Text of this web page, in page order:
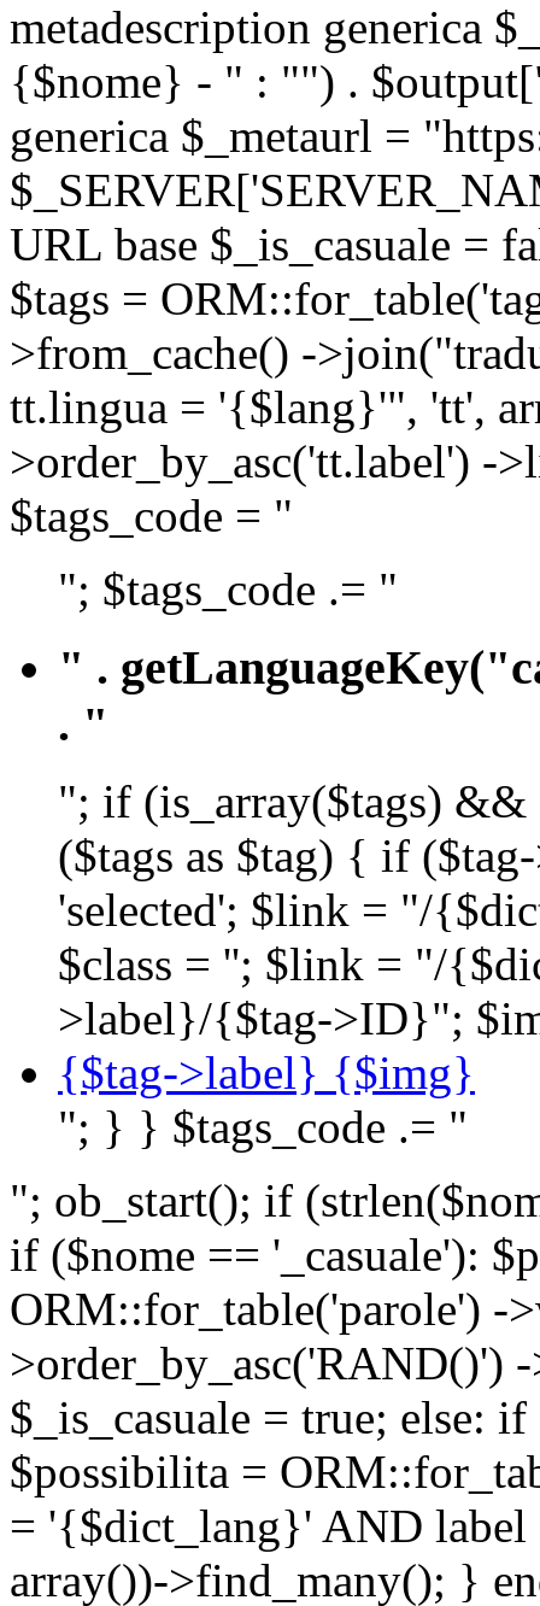
metadescription generica
{$nome} - " : "") .
generica $_metaurl =
URL base $_is_casuale =
$tags =
>from_cache() -
tt.lingua = '{$lang}'", 'tt',
>order_by_asc('tt.label') -
$tags_code = "
"; $tags_code .= "
" .
. "
"; if (is_array($tags) &&
($tags as $tag) { if
'selected'; $link = "/
$class = ''; $link = "/
>label}/{$tag->ID}";
{$tag->label} {$img}
"; } } $tags_code .= "
"; ob_start(); if
if ($nome == '_casuale'):
ORM::for_table('parole') -
>order_by_asc('RAND()')
$_is_casuale = true; else:
$possibilita =
= '{$dict_lang}' AND
array())->find_many(); }